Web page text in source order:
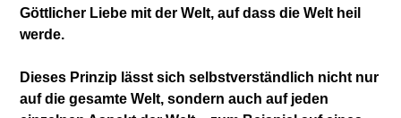
Göttlicher Liebe mit der Welt, auf dass die Welt heil
werde.
Dieses Prinzip lässt sich selbstverständlich nicht nur
auf die gesamte Welt, sondern auch auf jeden